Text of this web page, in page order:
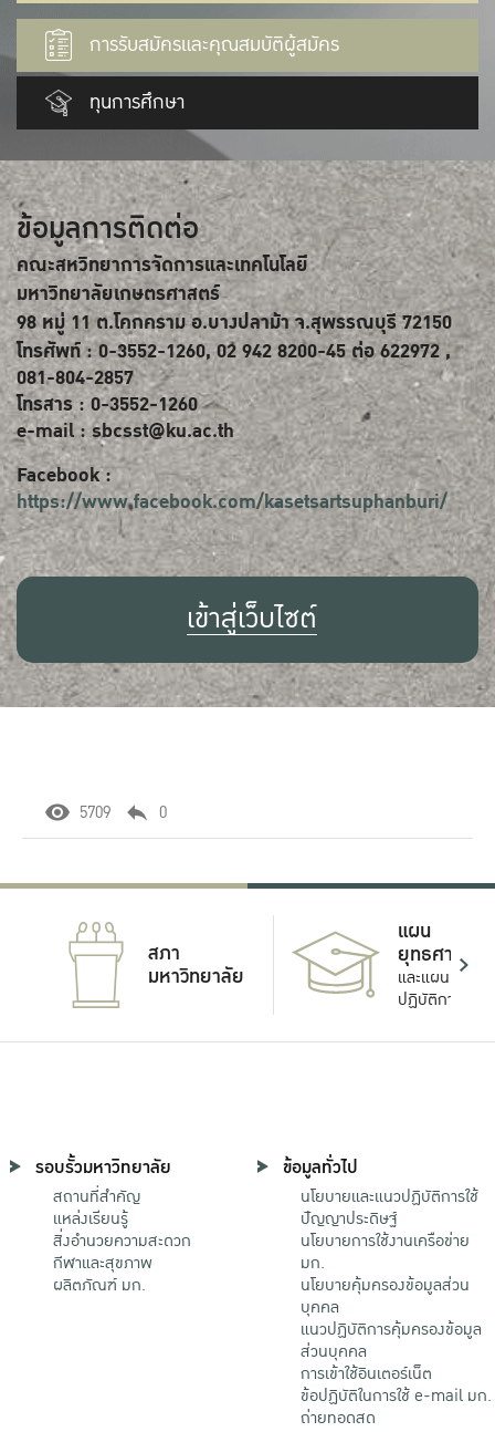
การรับสมัครและคุณสมบัติผู้สมัคร
ทุนการศึกษา
ข้อมูลการติดต่อ
คณะสหวิทยาการจัดการและเทคโนโลยี
มหาวิทยาลัยเกษตรศาสตร์
98 หมู่ 11 ต.โคกคราม อ.บางปลาม้า จ.สุพรรณบุรี 72150
โทรศัพท์ : 0-3552-1260, 02 942 8200-45 ต่อ 622972 ,
081-804-2857
โทรสาร : 0-3552-1260
e-mail : sbcsst@ku.ac.th
Facebook :
https://www.facebook.com/kasetsartsuphanburi/
เข้าสู่เว็บไซต์
5709 0
สภา
มหาวิทยาลัย
แผน
ยุทธศาสตร์
และแผน
ปฏิบัติการ
รอบรั้วมหาวิทยาลัย
สถานที่สำคัญ
แหล่งเรียนรู้
สิ่งอำนวยความสะดวก
กีฬาและสุขภาพ
ผลิตภัณฑ์ มก.
ข้อมูลทั่วไป
นโยบายและแนวปฏิบัติการใช้
ปัญญาประดิษฐ์
นโยบายการใช้งานเครือข่าย
มก.
นโยบายคุ้มครองข้อมูลส่วน
บุคคล
แนวปฏิบัติการคุ้มครองข้อมูล
ส่วนบุคคล
การเข้าใช้อินเตอร์เน็ต
ข้อปฏิบัติในการใช้ e-mail มก.
ถ่ายทอดสด